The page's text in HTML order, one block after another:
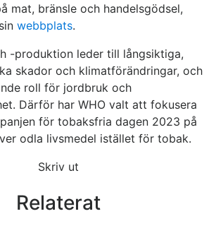
mat, bränsle och handelsgödsel,
webbplats.
-produktion leder till långsiktiga,
skador och klimatförändringar, och
roll för jordbruk och
Därför har WHO valt att fokusera
för tobaksfria dagen 2023 på
odla livsmedel istället för tobak.
Skriv ut
Relaterat